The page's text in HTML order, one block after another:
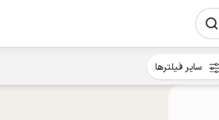
سایر فیلترها